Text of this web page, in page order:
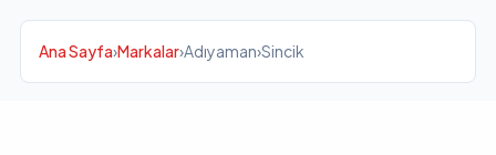
Ana Sayfa›Markalar›Adıyaman›Sincik